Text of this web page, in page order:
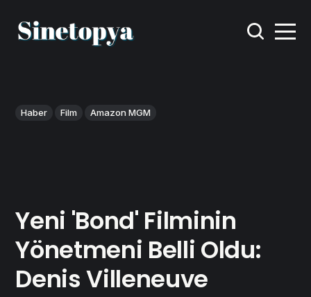
Haber Film Amazon MGM
Yeni 'Bond' Filminin
Yönetmeni Belli Oldu:
Denis Villeneuve